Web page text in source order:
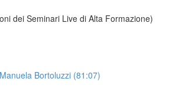
dei Seminari Live di Alta Formazione)
Bortoluzzi (81:07)